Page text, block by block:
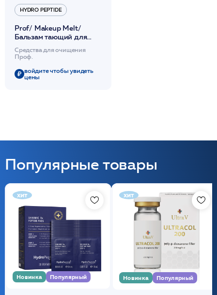
HYDRO PEPTIDE
Prof/ Makeup Melt/
Бальзам тающий для
деликатного демакияжа
100мл /HP
Средства для очищения
Проф.
войдите чтобы увидеть
цены
Популярные товары
хит
Новинка Популярный
хит
Новинка Популярный